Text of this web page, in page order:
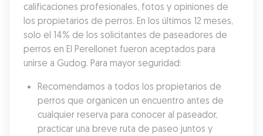
calificaciones profesionales, fotos y opiniones de
los propietarios de perros. En los últimos 12 meses,
solo el 14% de los solicitantes de paseadores de
perros en El Perellonet fueron aceptados para
unirse a Gudog. Para mayor seguridad:
Recomendamos a todos los propietarios de
perros que organicen un encuentro antes de
cualquier reserva para conocer al paseador,
practicar una breve ruta de paseo juntos y